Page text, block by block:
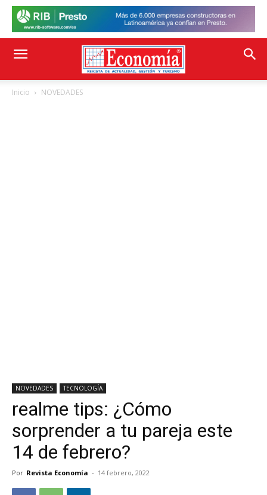
Inicio NOVEDADES
NOVEDADES TECNOLOGÍA
realme tips: ¿Cómo
sorprender a tu pareja este
14 de febrero?
Por Revista Economía - 14 febrero, 2022